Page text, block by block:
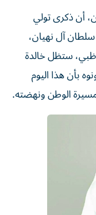
أن ذكرى تولي
آل نهيان،
ستظل خالدة
بأن هذا اليوم
الوطن ونهضته.